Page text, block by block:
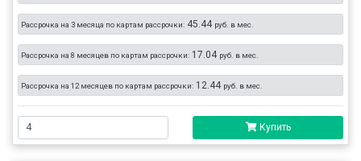
Рассрочка на 3 месяца по картам рассрочки: 45.44 руб. в мес.
Рассрочка на 8 месяцев по картам рассрочки: 17.04 руб. в мес.
Рассрочка на 12 месяцев по картам рассрочки: 12.44 руб. в мес.
Купить